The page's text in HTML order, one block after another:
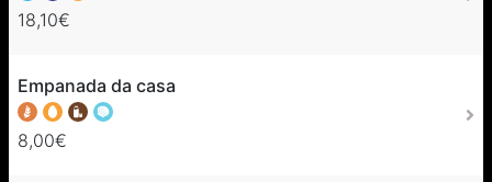
18,10€
Empanada da casa
8,00€